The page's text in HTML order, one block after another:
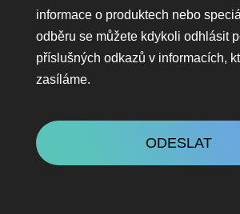
v
kontaktu
informace o produktech nebo
odběru se můžete kdykoli odhlásit
příslušných odkazů v informacích,
zasíláme.